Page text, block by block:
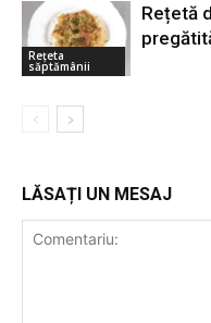
Rețeta
săptămânii
Rețetă
LĂSAȚI UN MESAJ